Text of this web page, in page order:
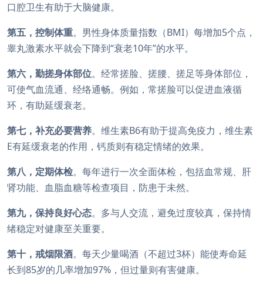
口腔卫生有助于大脑健康。
第五，控制体重。男性身体质量指数（BMI）每增加5个点，
睾丸激素水平就会下降到“衰老10年”的水平。
第六，勤搓身体部位。经常搓脸、搓腰、搓足等身体部位，
可使气血流通、经络通畅。例如，常搓脸可以促进血液循
环，有助延缓衰老。
第七，补充必要营养。维生素B6有助于提高免疫力，维生素
E有延缓衰老的作用，钙质则有稳定情绪的效果。
第八，定期体检。每年进行一次全面体检，包括血常规、肝
肾功能、血脂血糖等检查项目，防患于未然。
第九，保持良好心态。多与人交流，避免过度较真，保持情
绪稳定对健康至关重要。
第十，戒烟限酒。每天少量喝酒（不超过3杯）能使寿命延
长到85岁的几率增加97%，但过量则有害健康。